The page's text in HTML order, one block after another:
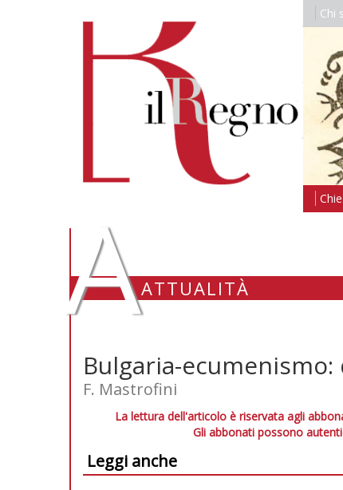
Chi
AATTUALITÀ
Bulgaria-
F. Mastrofini
La lettura dell'articolo è riservata agli
Gli abbonati possono
Leggi anche